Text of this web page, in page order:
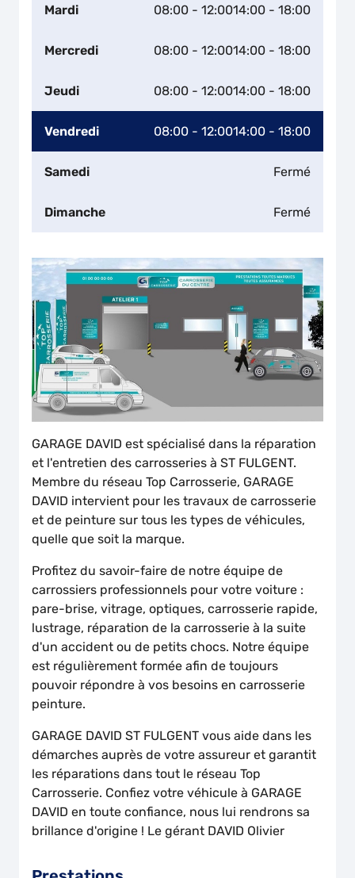
Mardi 08:00 - 12:0014:00 - 18:00
Mercredi 08:00 - 12:0014:00 - 18:00
Jeudi 08:00 - 12:0014:00 - 18:00
Vendredi 08:00 - 12:0014:00 - 18:00
Samedi Fermé
Dimanche Fermé
GARAGE DAVID est spécialisé dans la réparation
et l'entretien des carrosseries à ST FULGENT.
Membre du réseau Top Carrosserie, GARAGE
DAVID intervient pour les travaux de carrosserie
et de peinture sur tous les types de véhicules,
quelle que soit la marque.
Profitez du savoir-faire de notre équipe de
carrossiers professionnels pour votre voiture :
pare-brise, vitrage, optiques, carrosserie rapide,
lustrage, réparation de la carrosserie à la suite
d'un accident ou de petits chocs. Notre équipe
est régulièrement formée afin de toujours
pouvoir répondre à vos besoins en carrosserie
peinture.
GARAGE DAVID ST FULGENT vous aide dans les
démarches auprès de votre assureur et garantit
les réparations dans tout le réseau Top
Carrosserie. Confiez votre véhicule à GARAGE
DAVID en toute confiance, nous lui rendrons sa
brillance d'origine ! Le gérant DAVID Olivier